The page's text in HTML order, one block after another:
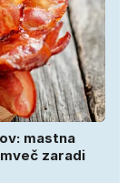
mastna
zaradi